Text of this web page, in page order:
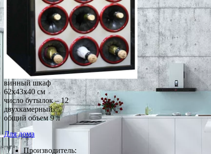
винный шкаф
62x43x40 см
число бутылок – 12
двухкамерный
общий объем 9 л
Для дома
Производитель: